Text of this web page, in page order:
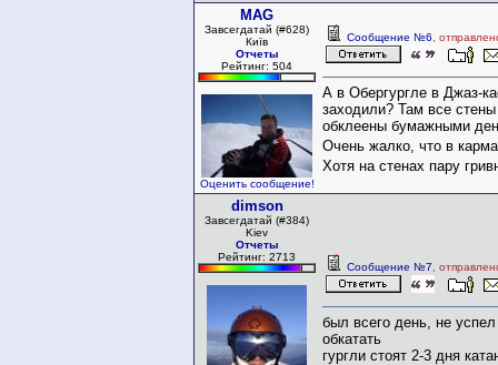
MAG
Завсегдатай (#628)
Київ
Отчеты
Рейтинг: 504
Оценить сообщение!
Сообщение №6 ,
А в Обергургле в Джаз-
заходили? Там все стены
обклеены бумажными
Очень жалко, что в
Хотя на стенах пару
dimson
Завсегдатай (#384)
Kiev
Отчеты
Рейтинг: 2713
Сообщение №7 ,
был всего день, не
обкатать
гургли стоят 2-3 дня